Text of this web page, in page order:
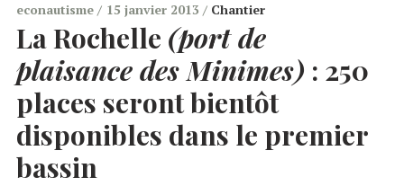
econautisme 15 janvier 2013 Chantier
La Rochelle (port de
plaisance des Minimes) : 250
places seront bientôt
disponibles dans le premier
bassin